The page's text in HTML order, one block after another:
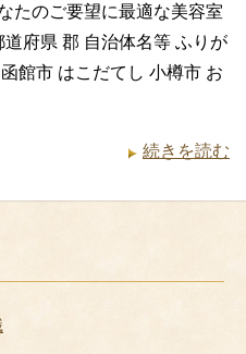
たのご要望に最適な美容室
府県 郡 自治体名等 ふりが
館市 はこだてし 小樽市 お
続きを読む